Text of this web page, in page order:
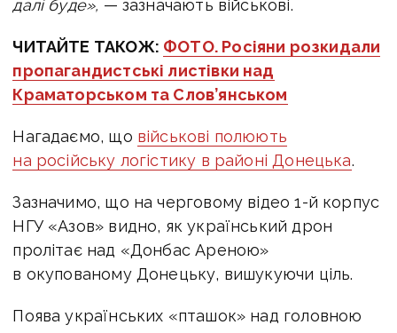
далі буде», — зазначають військові.
ЧИТАЙТЕ ТАКОЖ: ФОТО. Росіяни розкидали
пропагандистські листівки над
Краматорськом та Слов’янськом
Нагадаємо, що військові полюють
на російську логістику в районі Донецька.
Зазначимо, що на черговому відео 1-й корпус
НГУ «Азов» видно, як український дрон
пролітає над «Донбас Ареною»
в окупованому Донецьку, вишукуючи ціль.
Поява українських «пташок» над головною